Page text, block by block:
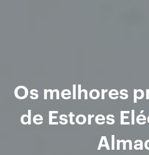
Os melhores
de Estores